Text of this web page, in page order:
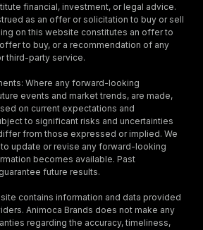
financial, investment, or legal advice.
as an offer or solicitation to buy or sell
on this website constitutes an offer to
to buy, or a recommendation of any
third-party service.
Where any forward-looking
events and market trends, are made,
on current expectations and
to significant risks and uncertainties
from those expressed or implied. We
update or revise any forward-looking
becomes available. Past
future results.
contains information and data provided
Animoca Brands does not make any
regarding the accuracy, timeliness,